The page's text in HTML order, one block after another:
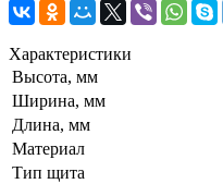
Характеристики
Высота, мм
Ширина, мм
Длина, мм
Материал
Тип щита